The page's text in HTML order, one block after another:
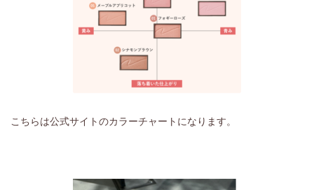
こちらは公式サイトのカラーチャートになります。